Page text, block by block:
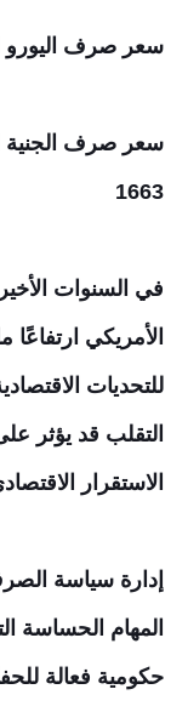
سعر صرف اليورو
سعر صرف الجنية
1663
في السنوات
الأمريكي ارتفاعًا
للتحديات
التقلب قد يؤثر
الاستقرار
إدارة سياسة
المهام الحساسة
حكومية فعالة